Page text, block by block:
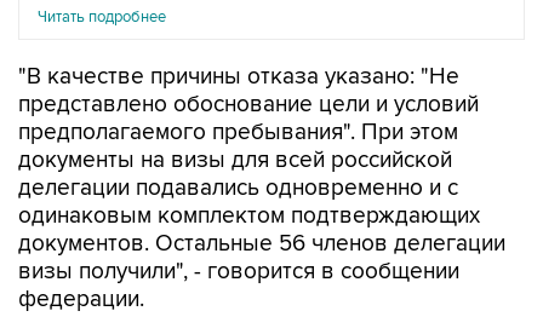
Читать подробнее
"В качестве причины отказа указано: "Не
представлено обоснование цели и условий
предполагаемого пребывания". При этом
документы на визы для всей российской
делегации подавались одновременно и с
одинаковым комплектом подтверждающих
документов. Остальные 56 членов делегации
визы получили", - говорится в сообщении
федерации.